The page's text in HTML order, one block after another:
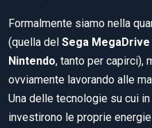
Formalmente siamo nella
(quella del Sega MegaDrive
Nintendo, tanto per capirci),
ovviamente lavorando alle
Una delle tecnologie su cui
investirono le proprie